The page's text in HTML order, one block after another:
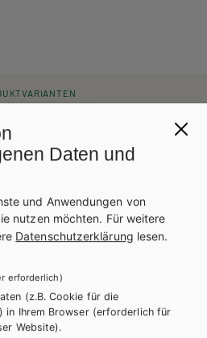
| E-Book-Codes sind nur bei Bestellung
| *Exklusiv über die Schulbuchaktion
Wolfgang Schörkhuber
für registrierte
zu bestellen.
Daten und
und Anwendungen von
nutzen möchten. Für weitere
Datenschutzerklärung lesen.
erforderlich)
(z.B. Cookie für die
in Ihrem Browser (erforderlich für
Website).